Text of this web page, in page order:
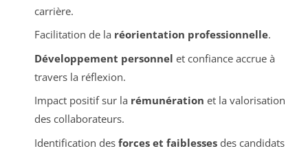
carrière.
Facilitation de la réorientation professionnelle.
Développement personnel et confiance accrue à
travers la réflexion.
Impact positif sur la rémunération et la valorisation
des collaborateurs.
Identification des forces et faiblessesdes candidats